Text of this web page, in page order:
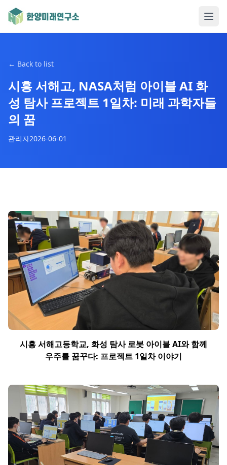
← Back to list
시흥 서해고, NASA처럼 아이블 AI 화
성 탐사 프로젝트 1일차: 미래 과학자들
의 꿈
관리자2026-06-01
시흥 서해고등학교, 화성 탐사 로봇 아이블 AI와 함께
우주를 꿈꾸다: 프로젝트 1일차 이야기